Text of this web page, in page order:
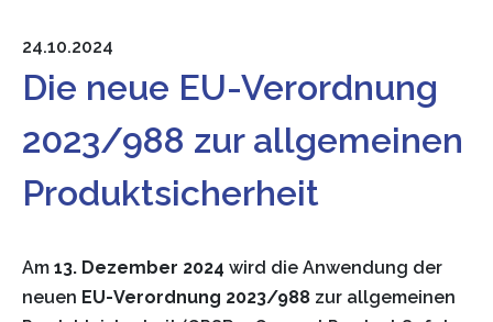
24.10.2024
Die neue EU-Verordnung
2023/988 zur allgemeinen
Produktsicherheit
Am 13. Dezember 2024 wird die Anwendung der
neuen EU-Verordnung 2023/988 zur allgemeinen